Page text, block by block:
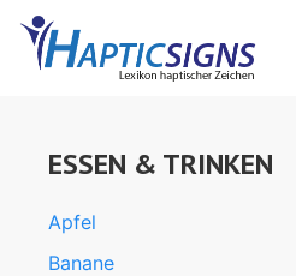
Direkt
zum
Inhalt
ESSEN & TRINKEN
Apfel
Banane